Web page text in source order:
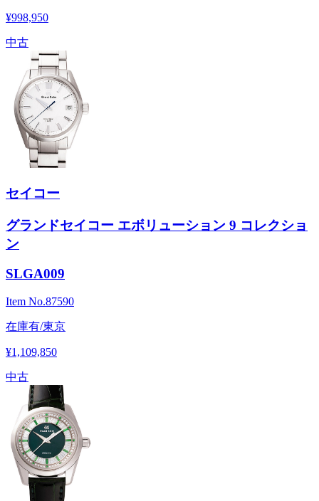
¥998,950
中古
セイコー
グランドセイコー エボリューション 9 コレクショ
ン
SLGA009
Item No.87590
在庫有/東京
¥1,109,850
中古